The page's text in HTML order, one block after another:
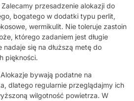
Zalecamy przesadzenie alokazji do
bogatego w dodatki typu perlit,
wermikulit. Nie toleruje zastoin
którego zadaniem jest długie
się na dłuższą metę do
piękności.
Alokazje bywają podatne na
dlatego regularnie przeglądajmy ich
wilgotność powietrza. W